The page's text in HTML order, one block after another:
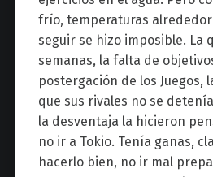
frío, temperaturas alrededor
seguir se hizo imposible. La
semanas, la falta de
postergación de los Juegos,
que sus rivales no se
la desventaja la hicieron
no ir a Tokio. Tenía ganas,
hacerlo bien, no ir mal